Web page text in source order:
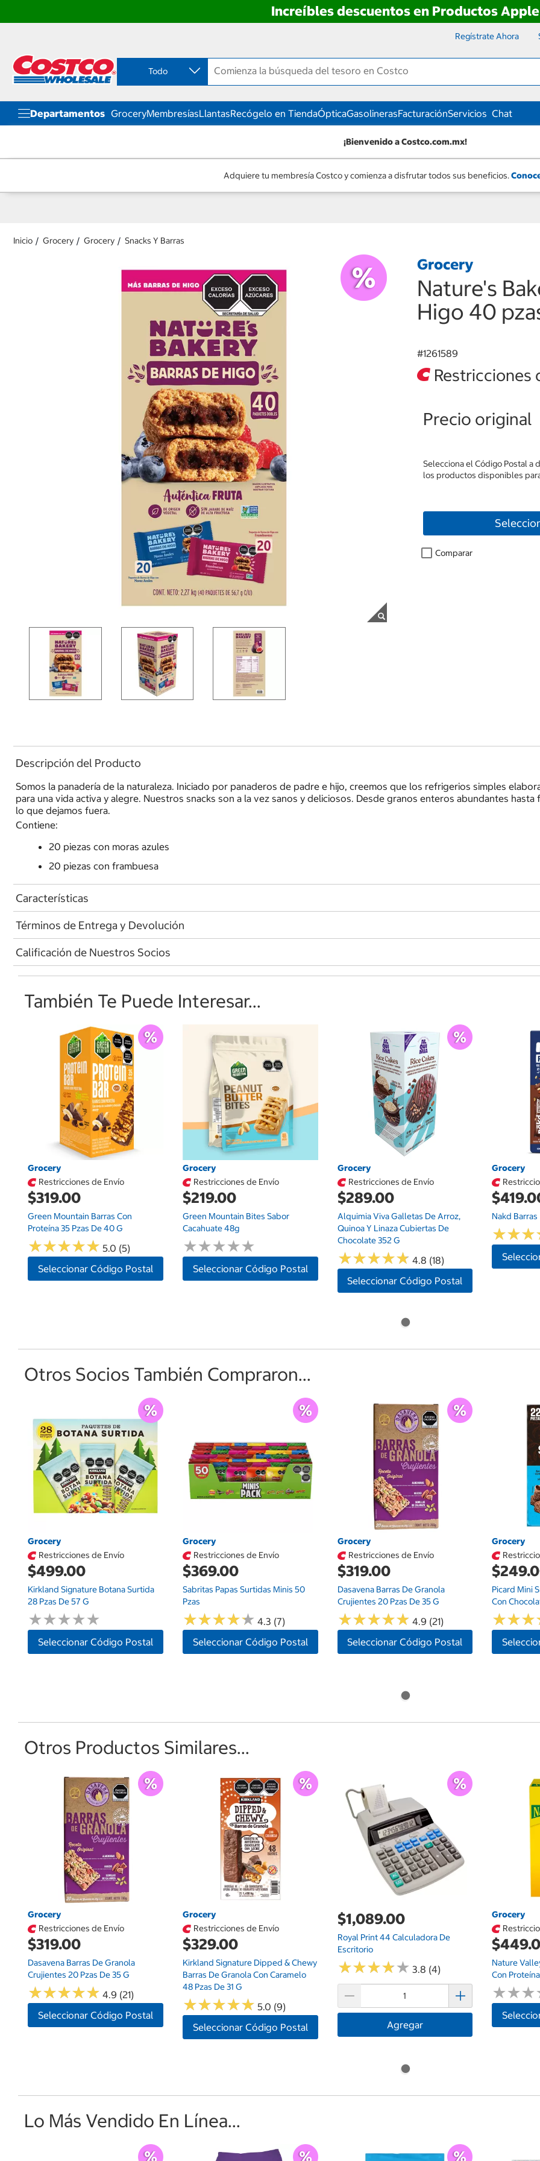
Increíbles descuentos en Productos Apple
contenido
menú
navegación
Regístrate Ahora
Todo
Departamentos GroceryMembresíasLlantasRecógelo en TiendaÓpticaGasolinerasFacturaciónServicios Chat
¡Bienvenido a Costco.com.mx!
Adquiere tu membresía Costco y comienza a disfrutar todos sus beneficios.
Inicio Grocery Grocery Snacks Y Barras
Grocery
Nature's
Higo 40
#1261589
Restricciones
Precio original
Selecciona el Código Postal a
los productos disponibles
Comparar
Descripción del Producto
Somos la panadería de la naturaleza. Iniciado por panaderos de padre e hijo, creemos que los refrigerios simples
para una vida activa y alegre. Nuestros snacks son a la vez sanos y deliciosos. Desde granos enteros abundantes
lo que dejamos fuera.
Contiene:
20 piezas con moras azules
20 piezas con frambuesa
Características
Términos de Entrega y Devolución
Calificación de Nuestros Socios
También Te Puede Interesar...
Grocery
Restricciones de Envío
$319.00
Green Mountain Barras Con
Proteína 35 Pzas De 40 G
★★★★★
★★★★★ 5.0 (5)
Seleccionar Código Postal
Grocery
Restricciones de Envío
$219.00
Green Mountain Bites Sabor
Cacahuate 48g
★★★★★
★★★★★
Seleccionar Código Postal
Grocery
Restricciones de Envío
$289.00
Alquimia Viva Galletas De Arroz,
Quinoa Y Linaza Cubiertas De
Chocolate 352 G
★★★★★
★★★★★ 4.8 (18)
Seleccionar Código Postal
Grocery
Nakd
★★★
★★★
Otros Socios También Compraron...
Grocery
Restricciones de Envío
$499.00
Kirkland Signature Botana Surtida
28 Pzas De 57 G
★★★★★
★★★★★
Seleccionar Código Postal
Grocery
Restricciones de Envío
$369.00
Sabritas Papas Surtidas Minis 50
Pzas
★★★★★
★★★★★ 4.3 (7)
Seleccionar Código Postal
Grocery
Restricciones de Envío
$319.00
Dasavena Barras De Granola
Crujientes 20 Pzas De 35 G
★★★★★
★★★★★ 4.9 (21)
Seleccionar Código Postal
Grocery
Picard Mini
Con
★★★
★★★
Otros Productos Similares...
Grocery
Restricciones de Envío
$319.00
Dasavena Barras De Granola
Crujientes 20 Pzas De 35 G
★★★★★
★★★★★ 4.9 (21)
Seleccionar Código Postal
Grocery
Restricciones de Envío
$329.00
Kirkland Signature Dipped & Chewy
Barras De Granola Con Caramelo
48 Pzas De 31 G
★★★★★
★★★★★ 5.0 (9)
Seleccionar Código Postal
$1,089.00
Royal Print 44 Calculadora De
Escritorio
★★★★★
★★★★★ 3.8 (4)
Agregar
Grocery
Nature
Con
★★★
★★★
Lo Más Vendido En Línea...